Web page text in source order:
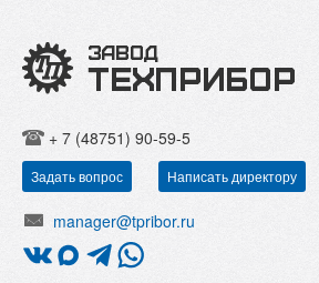
+ 7 (48751) 90-59-5
Задать вопрос Написать директору
manager@tpribor.ru